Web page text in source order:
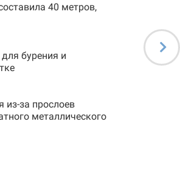
40 метров,
бурения и
из-за прослоев
металлического